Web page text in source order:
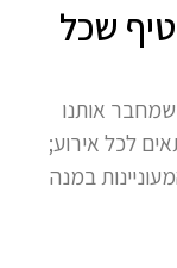
שכל
אותנו
לכל אירוע;
במנה